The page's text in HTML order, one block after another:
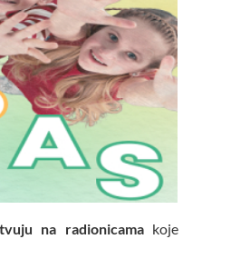
na radionicamakoje